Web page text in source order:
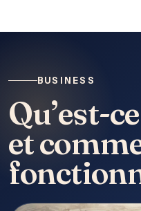
BUSINESS
Qu’est-
et